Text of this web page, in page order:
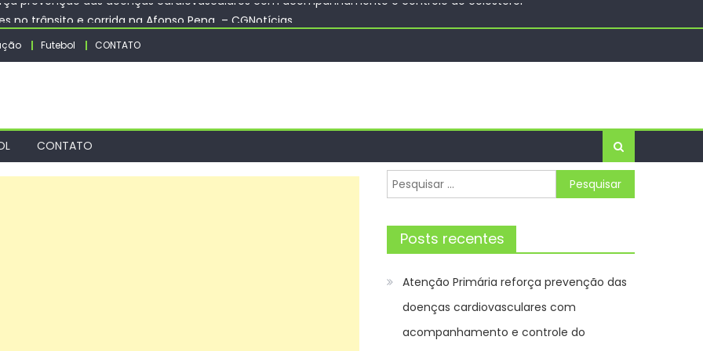
no trânsito e corrida na Afonso Pena – CGNotícias
orienta população sobre previsão de ventos fortes e chuva entre os dias 6 e 8 de agosto
novos agentes para atuação na Ronda Maria da Penha – Prefeitura da Cidade do Rio de Janeiro
prevenção das doenças cardiovasculares com acompanhamento e controle do colesterol
Futebol CONTATO
CONTATO
Pesquisar
por:
Posts recentes
Atenção Primária reforça prevenção das
doenças cardiovasculares com
acompanhamento e controle do